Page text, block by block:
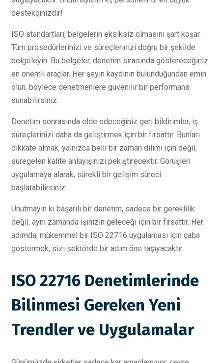
destekçinizdir!
ISO standartları, belgelerin eksiksiz olmasını şart koşar.
Tüm prosedürlerinizi ve süreçlerinizi doğru bir şekilde
belgeleyin. Bu belgeler, denetim sırasında göstereceğiniz
en önemli araçlar. Her şeyin kaydının bulunduğundan emin
olun, böylece denetmenlere güvenilir bir performans
sunabilirsiniz.
Denetim sonrasında elde edeceğiniz geri bildirimler, iş
süreçlerinizi daha da geliştirmek için bir fırsattır. Bunları
dikkate almak, yalnızca belli bir zaman dilimi için değil,
süregelen kalite anlayışınızı pekiştirecektir. Görüşleri
uygulamaya alarak, sürekli bir gelişim süreci
başlatabilirsiniz.
Unutmayın ki başarılı bir denetim, sadece bir gereklilik
değil, aynı zamanda işinizin geleceği için bir fırsattır. Her
adımda, mükemmel bir ISO 22716 uygulaması için çaba
göstermek, sizi sektörde bir adım öne taşıyacaktır.
ISO 22716 Denetimlerinde
Bilinmesi Gereken Yeni
Trendler ve Uygulamalar